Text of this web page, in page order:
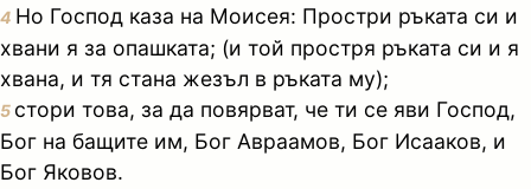
4 Но Господ каза на Моисея: Простри ръката си и
хвани я за опашката; (и той простря ръката си и я
хвана, и тя стана жезъл в ръката му);
5 стори това, за да повярват, че ти се яви Господ,
Бог на бащите им, Бог Авраамов, Бог Исааков, и
Бог Яковов.